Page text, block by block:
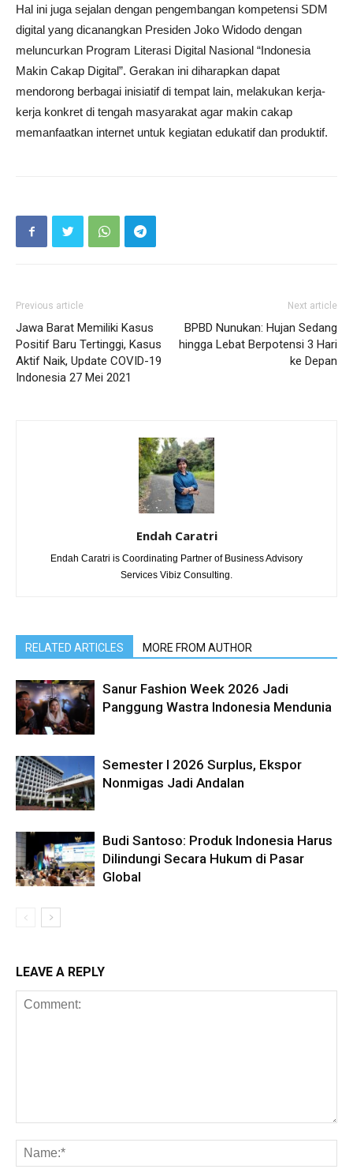
Hal ini juga sejalan dengan pengembangan kompetensi SDM
digital yang dicanangkan Presiden Joko Widodo dengan
meluncurkan Program Literasi Digital Nasional “Indonesia
Makin Cakap Digital”. Gerakan ini diharapkan dapat
mendorong berbagai inisiatif di tempat lain, melakukan kerja-
kerja konkret di tengah masyarakat agar makin cakap
memanfaatkan internet untuk kegiatan edukatif dan produktif.
Previous article
Jawa Barat Memiliki Kasus
Positif Baru Tertinggi, Kasus
Aktif Naik, Update COVID-19
Indonesia 27 Mei 2021
Next article
BPBD Nunukan: Hujan Sedang
hingga Lebat Berpotensi 3 Hari
ke Depan
Endah Caratri
Endah Caratri is Coordinating Partner of Business Advisory
Services Vibiz Consulting.
RELATED ARTICLES MORE FROM AUTHOR
Sanur Fashion Week 2026 Jadi
Panggung Wastra Indonesia Mendunia
Semester I 2026 Surplus, Ekspor
Nonmigas Jadi Andalan
Budi Santoso: Produk Indonesia Harus
Dilindungi Secara Hukum di Pasar
Global
LEAVE A REPLY